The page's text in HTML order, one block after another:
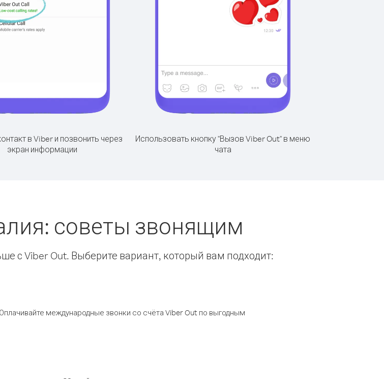
в Viber и позвонить через
экран информации
Использовать кнопку "Вызов Viber Out" в меню
чата
советы звонящим
с Viber Out. Выберите вариант, который вам подходит:
международные звонки со счёта Viber Out по выгодным